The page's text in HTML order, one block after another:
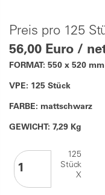
Preis pro 125
56,00 Euro /
FORMAT: 550 x 520 mm
VPE: 125 Stück
FARBE: mattschwarz
GEWICHT: 7,29 Kg
125
Stück
X